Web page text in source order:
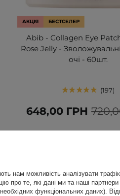
АКЦІЯ БЕСТСЕЛЕР
Abib - Collagen Eye
Rose Jelly - Зволожувальні
очі - 60шт.
197
648,00 ГРН
нам можливість аналізувати трафік
про те, які дані ми та наші
функціональних даних).